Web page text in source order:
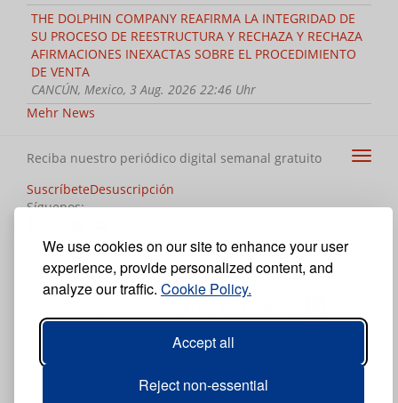
We use cookies on our site to enhance your user
experience, provide personalized content, and
analyze our traffic. Cookie Policy.
Accept all
Reject non-essential
THE DOLPHIN COMPANY REAFIRMA LA INTEGRIDAD DE
SU PROCESO DE REESTRUCTURA Y RECHAZA Y RECHAZA
AFIRMACIONES INEXACTAS SOBRE EL PROCEDIMIENTO
DE VENTA
CANCÚN, Mexico, 3 Aug. 2026 22:46 Uhr
Mehr News
Reciba nuestro periódico digital semanal gratuito
SuscríbeteDesuscripción
Síguenos:
TODOS LOS DERECHOS RESERVADOS ® CARIBE NEWS
DIGITAL.